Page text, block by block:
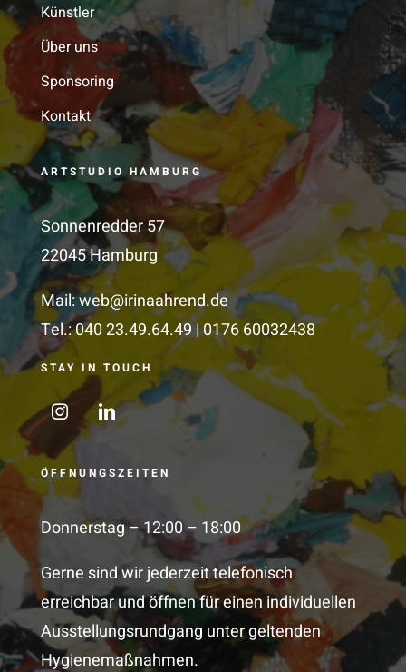
Künstler
Über uns
Sponsoring
Kontakt
ARTSTUDIO HAMBURG
Sonnenredder 57
22045 Hamburg
Mail:web@irinaahrend.de
Tel.: 040 23.49.64.49 | 0176 60032438
STAY IN TOUCH
ÖFFNUNGSZEITEN
Donnerstag – 12:00 – 18:00
Gerne sind wir jederzeit telefonisch
erreichbar und öffnenfür einen individuellen
Ausstellungsrundgang unter geltenden
Hygienemaßnahmen.